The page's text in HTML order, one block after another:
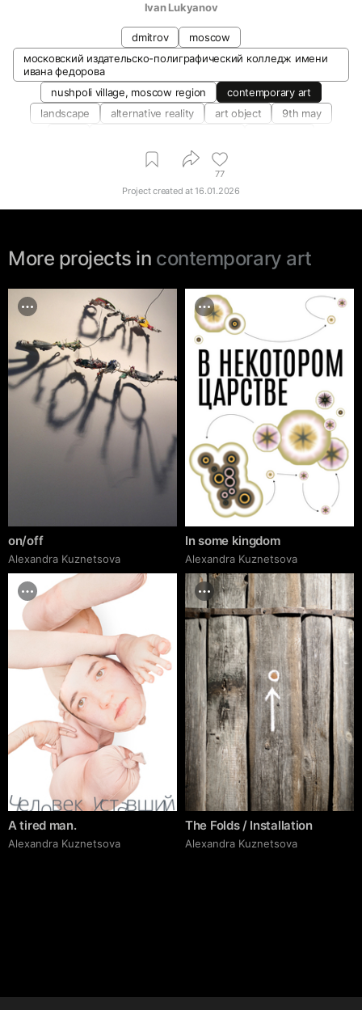
Ivan Lukyanov
dmitrov
moscow
московский издательско-полиграфический колледж имени
ивана федорова
nushpoli village, moscow region
contemporary art
landscape
alternative reality art object
9th may
street art may
public space
materials and techniques
77
Project created at16.01.2026
More projects in contemporary art
on/off
Alexandra Kuznetsova
In some kingdom
Alexandra Kuznetsova
A tired man.
Alexandra Kuznetsova
The Folds / Installation
Alexandra Kuznetsova